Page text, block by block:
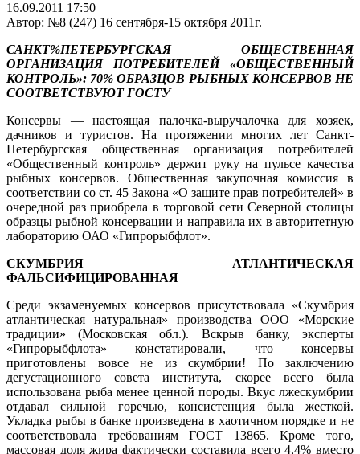
16.09.2011 17:50
Автор: №8 (247) 16 сентября-15 октября 2011г.
САНКТ%ПЕТЕРБУРГСКАЯ ОБЩЕСТВЕННАЯ
ОРГАНИЗАЦИЯ ПОТРЕБИТЕЛЕЙ «ОБЩЕСТВЕННЫЙ
КОНТРОЛЬ»: 70% ОБРАЗЦОВ РЫБНЫХ КОНСЕРВОВ НЕ
СООТВЕТСТВУЮТ ГОСТУ
Консервы — настоящая палочка-выручалочка для хозяек,
дачников и туристов. На протяжении многих лет Санкт-
Петербургская общественная организация потребителей
«Общественный контроль» держит руку на пульсе качества
рыбных консервов. Общественная закупочная комиссия в
соответствии со ст. 45 Закона «О защите прав потребителей» в
очередной раз приобрела в торговой сети Северной столицы
образцы рыбной консервации и направила их в авторитетную
лабораторию ОАО «Гипрорыбфлот».
СКУМБРИЯ АТЛАНТИЧЕСКАЯ
ФАЛЬСИФИЦИРОВАННАЯ
Среди экзаменуемых консервов присутствовала «Скумбрия
атлантическая натуральная» производства ООО «Морские
традиции» (Московская обл.). Вскрыв банку, эксперты
«Гипрорыбфлота» констатировали, что консервы
приготовлены вовсе не из скумбрии! По заключению
дегустационного совета института, скорее всего была
использована рыба менее ценной породы. Вкус лжескумбрии
отдавал сильной горечью, консистенция была жесткой.
Укладка рыбы в банке произведена в хаотичном порядке и не
соответствовала требованиям ГОСТ 13865. Кроме того,
массовая доля жира фактически составила всего 4,4% вместо